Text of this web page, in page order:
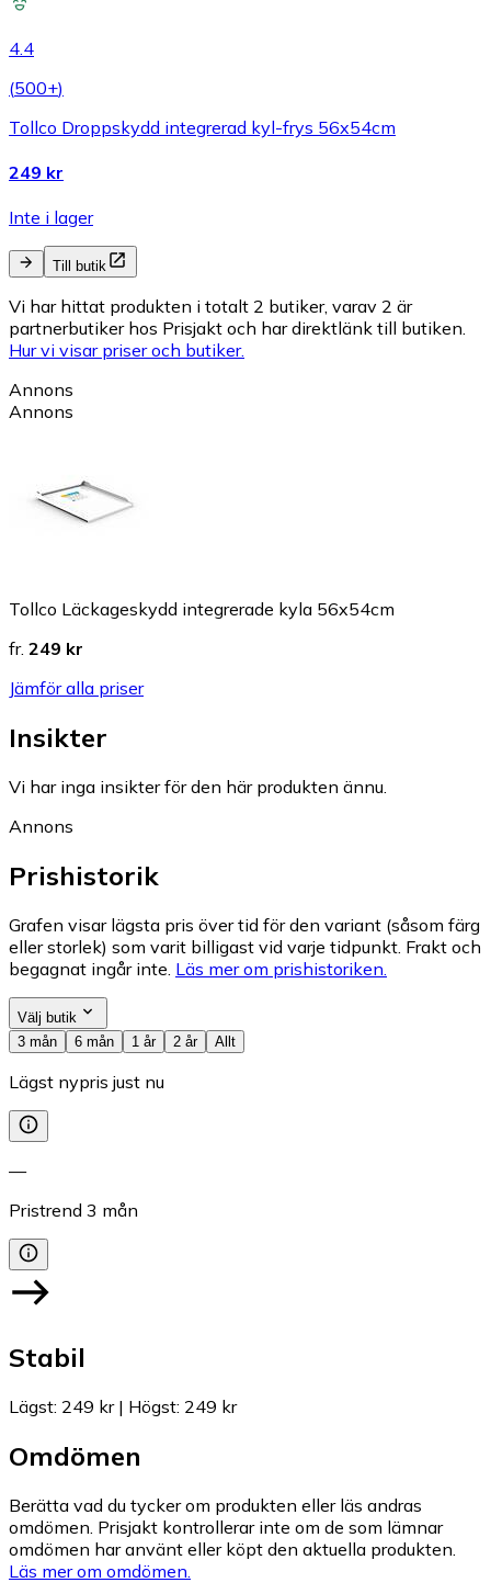
4.4
(500+)
Tollco Droppskydd integrerad kyl-frys 56x54cm
249 kr
Inte i lager
Till butik
Vi har hittat produkten i totalt 2 butiker, varav 2 är
partnerbutiker hos Prisjakt och har direktlänk till butiken.
Hur vi visar priser och butiker.
Annons
Annons
Tollco Läckageskydd integrerade kyla 56x54cm
fr. 249 kr
Jämför alla priser
Insikter
Vi har inga insikter för den här produkten ännu.
Annons
Prishistorik
Grafen visar lägsta pris över tid för den variant (såsom färg
eller storlek) som varit billigast vid varje tidpunkt. Frakt och
begagnat ingår inte. Läs mer om prishistoriken.
Välj butik
3 mån
6 mån 1 år 2 år Allt
Lägst nypris just nu
—
Pristrend 3 mån
Stabil
Lägst: 249 kr| Högst: 249 kr
Omdömen
Berätta vad du tycker om produkten eller läs andras
omdömen. Prisjakt kontrollerar inte om de som lämnar
omdömen har använt eller köpt den aktuella produkten.
Läs mer om omdömen.